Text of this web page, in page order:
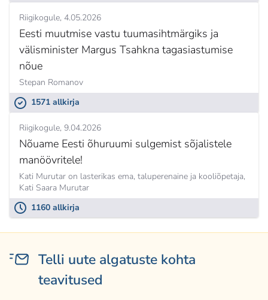
Riigikogule 4.05.2026
Eesti muutmise vastu tuumasihtmärgiks ja
välisminister Margus Tsahkna tagasiastumise
nõue
Stepan Romanov
1571 allkirja
Riigikogule 9.04.2026
Nõuame Eesti õhuruumi sulgemist sõjalistele
manöövritele!
Kati Murutar on lasterikas ema, taluperenaine ja kooliõpetaja,
Kati Saara Murutar
1160 allkirja
Telli uute algatuste kohta
teavitused